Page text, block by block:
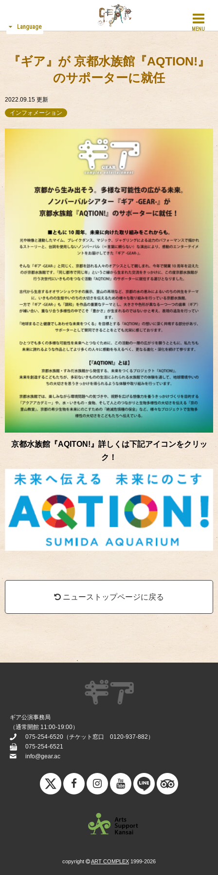
MENU
Language
『ギア』が 京都水族館『AQTION!』
のサポーターに就任
2022.09.15 更新
インフォメーション
京都水族館『AQITON!』詳しくは下記アイコンをクリッ
ク！
ニューストップページに戻る
ギア公演事務局
（通常開館 11:00-19:00）
075-254-6520 （チケット窓口 0120-937-882 ）
075-254-6521
info@gear.ac
copyright ART COMPLEX 1999-2026